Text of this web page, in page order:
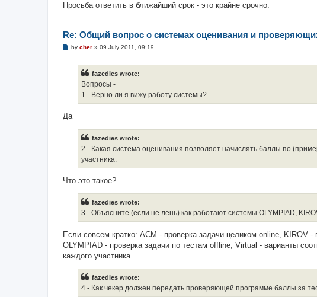
Просьба ответить в ближайший срок - это крайне срочно.
Re: Общий вопрос о системах оценивания и
Pby cher » 09 July 2011, 09:19
fazedies wrote:
Вопросы -
1 - Верно ли я вижу работу системы?
Да
fazedies wrote:
2 - Какая система оценивания позволяет начислять баллы по
участника.
Что это такое?
fazedies wrote:
3 - Объясните (если не лень) как работают системы OLYMPIAD,
Если совсем кратко: ACM - проверка задачи целиком online, KIROV -
OLYMPIAD - проверка задачи по тестам offline, Virtual - варианты
каждого участника.
fazedies wrote:
4 - Как чекер должен передать проверяющей программе баллы за